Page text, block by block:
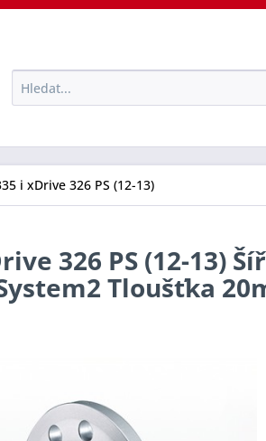
i xDrive 326 PS (12-13)
326 PS (12-13)
Tloušťka